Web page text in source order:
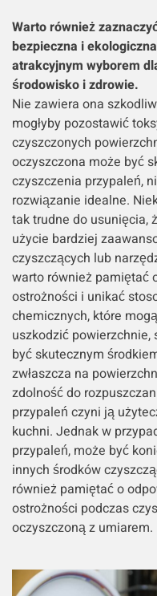
Warto również
bezpieczna i
atrakcyjnym wyborem
środowisko i zdrowie.
Nie zawiera ona
mogłyby pozostawić
czyszczonych
oczyszczona może być
czyszczenia przypaleń,
rozwiązanie idealne.
tak trudne do usunięcia,
użycie bardziej
czyszczących lub
warto również pamiętać
ostrożności i unikać
chemicznych, które
uszkodzić powierzchnie,
być skutecznym
zwłaszcza na
zdolność do
przypaleń czyni ją
kuchni. Jednak w
przypaleń, może być
innych środków
również pamiętać o
ostrożności podczas
oczyszczoną z umiarem.